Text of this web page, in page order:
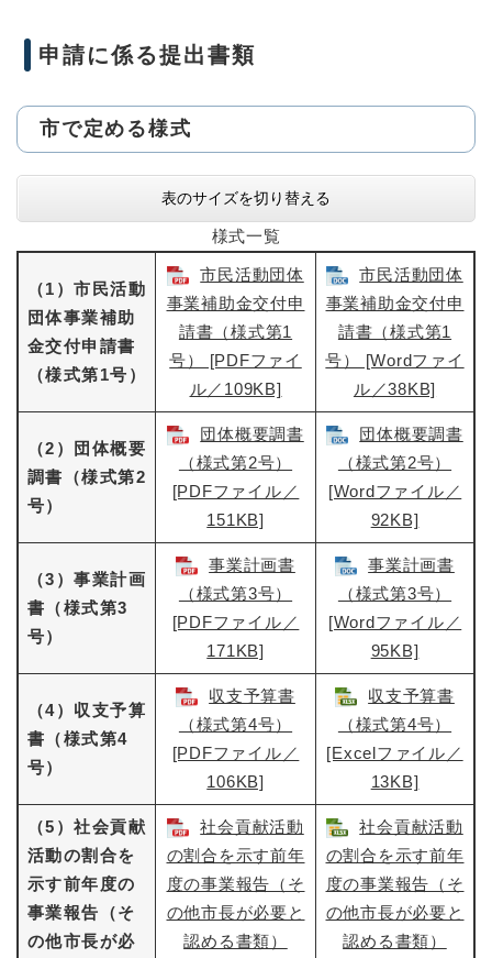
申請に係る提出書類
市で定める様式
表のサイズを切り替える
様式一覧
（1）市民活動
団体事業補助
金交付申請書
（様式第1号）
市民活動団体
事業補助金交付申
請書（様式第1
号） [PDFファイ
ル／109KB]
市民活動団体
事業補助金交付申
請書（様式第1
号） [Wordファイ
ル／38KB]
（2）団体概要
調書（様式第2
号）
団体概要調書
（様式第2号）
[PDFファイル／
151KB]
団体概要調書
（様式第2号）
[Wordファイル／
92KB]
（3）事業計画
書（様式第3
号）
事業計画書
（様式第3号）
[PDFファイル／
171KB]
事業計画書
（様式第3号）
[Wordファイル／
95KB]
（4）収支予算
書（様式第4
号）
収支予算書
（様式第4号）
[PDFファイル／
106KB]
収支予算書
（様式第4号）
[Excelファイル／
13KB]
（5）社会貢献
活動の割合を
示す前年度の
事業報告（そ
の他市長が必
社会貢献活動
の割合を示す前年
度の事業報告（そ
の他市長が必要と
認める書類）​
社会貢献活動
の割合を示す前年
度の事業報告（そ
の他市長が必要と
認める書類）